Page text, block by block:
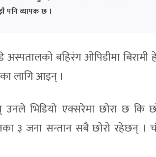
पनि व्यापक छ ।
अस्पतालको बहिरंग ओपिडीमा बिरामी
लागि आइन् ।
उनले भिडियो एक्सरेमा छोरा छ कि
३ जना सन्तान सबै छोरो रहेछन् ।